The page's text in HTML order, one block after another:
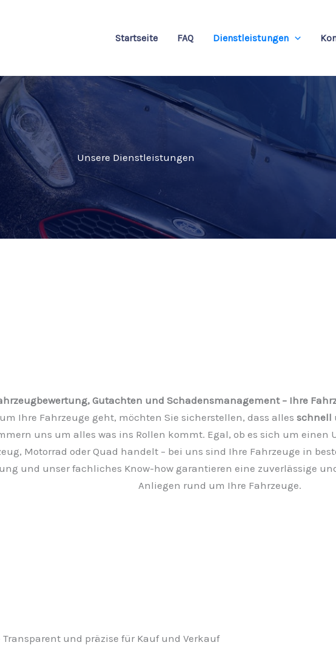
Startseite FAQ Dienstleistungen
Unsere Dienstleistungen
Gutachten und Schadensmanagement – Ihre
Ihre Fahrzeuge geht, möchten Sie sicherstellen, dass alles schnell
uns um alles was ins Rollen kommt. Egal, ob es sich um einen
Motorrad oder Quad handelt – bei uns sind Ihre Fahrzeuge in
und unser fachliches Know-how garantieren eine zuverlässige
Anliegen rund um Ihre Fahrzeuge.
und präzise für Kauf und Verkauf